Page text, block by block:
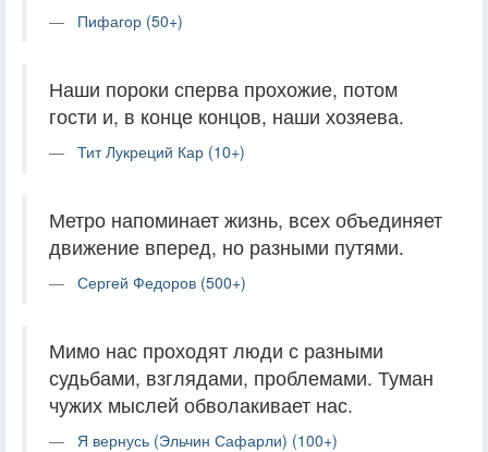
Пифагор (50+)
Наши пороки сперва прохожие, потом
гости и, в конце концов, наши хозяева.
Тит Лукреций Кар (10+)
Метро напоминает жизнь, всех объединяет
движение вперед, но разными путями.
Сергей Федоров (500+)
Мимо нас проходят люди с разными
судьбами, взглядами, проблемами. Туман
чужих мыслей обволакивает нас.
Я вернусь (Эльчин Сафарли) (100+)